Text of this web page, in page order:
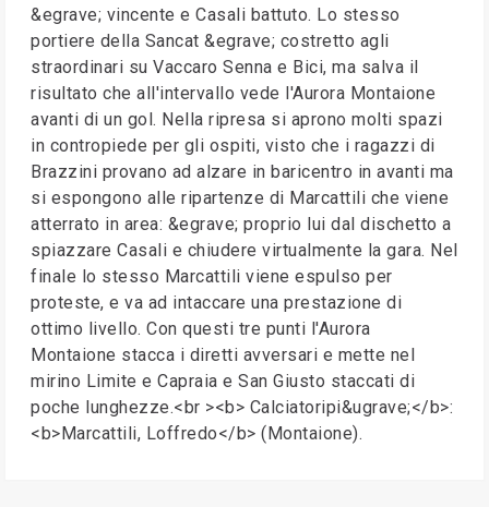
&egrave; vincente e Casali battuto. Lo stesso
portiere della Sancat &egrave; costretto agli
straordinari su Vaccaro Senna e Bici, ma salva il
risultato che all'intervallo vede l'Aurora Montaione
avanti di un gol. Nella ripresa si aprono molti spazi
in contropiede per gli ospiti, visto che i ragazzi di
Brazzini provano ad alzare in baricentro in avanti ma
si espongono alle ripartenze di Marcattili che viene
atterrato in area: &egrave; proprio lui dal dischetto a
spiazzare Casali e chiudere virtualmente la gara. Nel
finale lo stesso Marcattili viene espulso per
proteste, e va ad intaccare una prestazione di
ottimo livello. Con questi tre punti l'Aurora
Montaione stacca i diretti avversari e mette nel
mirino Limite e Capraia e San Giusto staccati di
poche lunghezze.<br ><b> Calciatoripi&ugrave;</b>:
<b>Marcattili, Loffredo</b> (Montaione).